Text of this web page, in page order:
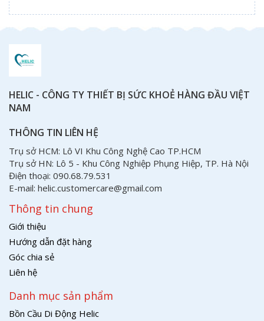
HELIC - CÔNG TY THIẾT BỊ SỨC KHOẺ HÀNG ĐẦU VIỆT
NAM
THÔNG TIN LIÊN HỆ
Trụ sở HCM: Lô VI Khu Công Nghệ Cao TP.HCM
Trụ sở HN: Lô 5 - Khu Công Nghiệp Phụng Hiệp, TP. Hà Nội
Điện thoại: 090.68.79.531
E-mail: helic.customercare@gmail.com
Thông tin chung
Giới thiệu
Hướng dẫn đặt hàng
Góc chia sẻ
Liên hệ
Danh mục sản phẩm
Bồn Cầu Di Động Helic